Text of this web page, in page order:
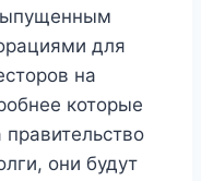
для
на
которые
правительство
они будут